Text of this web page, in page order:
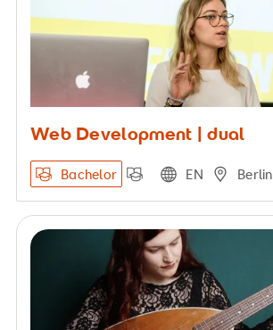
Web Development | dual
Bachelor EN Berlin